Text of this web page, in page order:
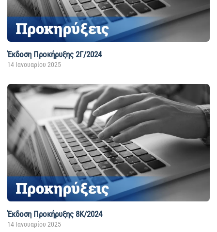
Έκδοση Προκήρυξης 2Γ/2024
14 Ιανουαρίου 2025
Έκδοση Προκήρυξης 8Κ/2024
14 Ιανουαρίου 2025